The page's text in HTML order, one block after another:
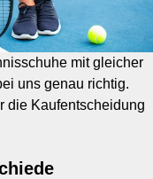
mit gleicher
uns genau richtig.
die Kaufentscheidung